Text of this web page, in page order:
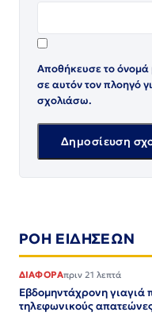
Αποθήκευσε το όνομά
σε αυτόν τον πλοηγό
σχολιάσω.
ΡΟΗ ΕΙΔΗΣΕΩΝ
ΔΙΑΦΟΡΑπριν 21 λεπτά
Εβδομηντάχρονη γιαγιά
τηλεφωνικούς